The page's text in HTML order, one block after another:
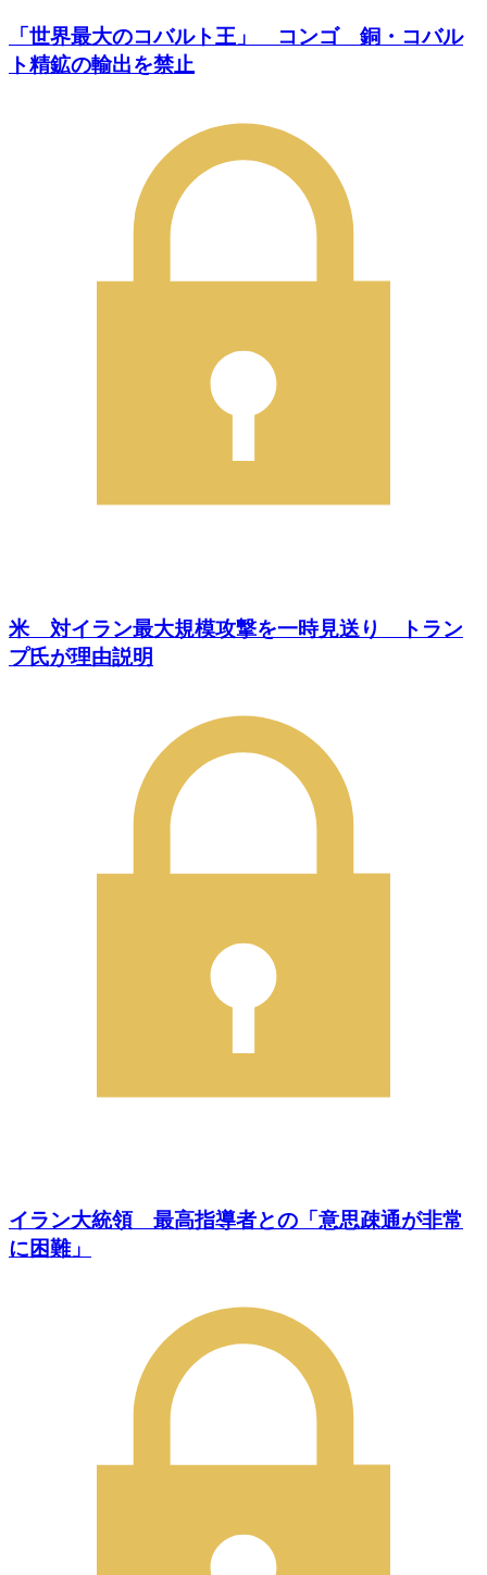
「世界最大のコバルト王」 コンゴ 銅・コバル
ト精鉱の輸出を禁止
米 対イラン最大規模攻撃を一時見送り トラン
プ氏が理由説明
イラン大統領 最高指導者との「意思疎通が非常
に困難」